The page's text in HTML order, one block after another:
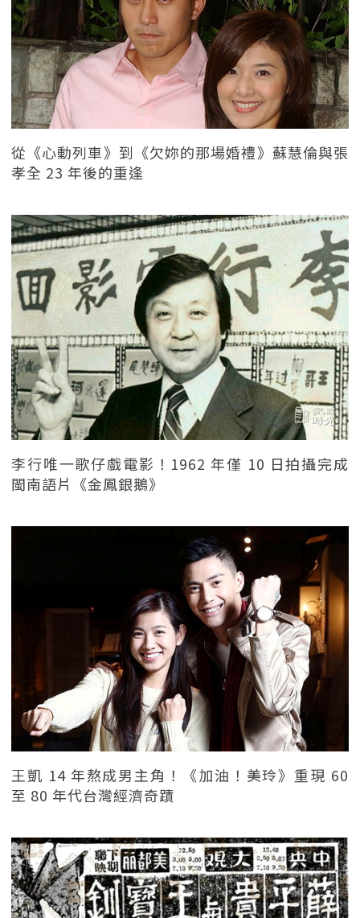
從《心動列車》到《欠妳的那場婚禮》蘇慧倫與張
孝全 23 年後的重逢
李行唯一歌仔戲電影！1962 年僅 10 日拍攝完成
閩南語片《金鳳銀鵝》
王凱 14 年熬成男主角！《加油！美玲》重現 60
至 80 年代台灣經濟奇蹟